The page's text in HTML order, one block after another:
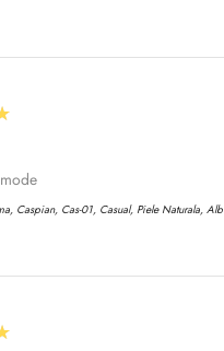
Caspian, Cas-01, Casual, Piele Naturala, Alb